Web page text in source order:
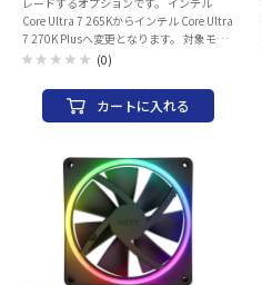
Core Ultra 7 265Kからインテル Core Ultra
7 270K Plusへ変更となります。 対象モデ
ル ※こちらのオプションが対象となるモ
ページへのリンクがございます。 単品購
入・対象モデル 以外とのセット購入は承
れません。 対象商品とのセット購入以外
ョップビルドPC一覧はこちら
(0)
カートに入れる